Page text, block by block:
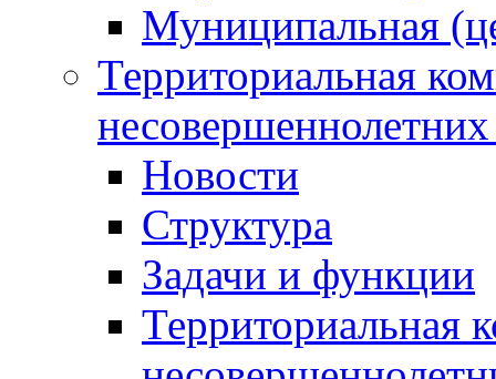
Муниципальная
Территориальная
Новости
Структура
Задачи и функции
Территориальная